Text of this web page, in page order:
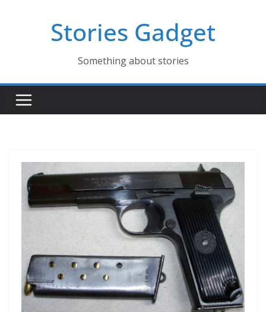
Stories Gadget
Something about stories